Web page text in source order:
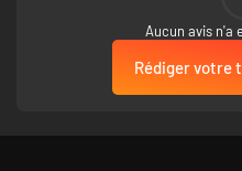
Aucun avis n'a
Rédiger votre